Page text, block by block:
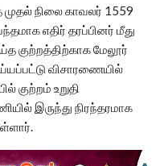
முதல் நிலை காவலர் 1559
எதிர் தரப்பினர் மீது
குற்றத்திற்காக மேலூர்
விசாரணையில்
குற்றம் உறுதி
இருந்து நிரந்தரமாக